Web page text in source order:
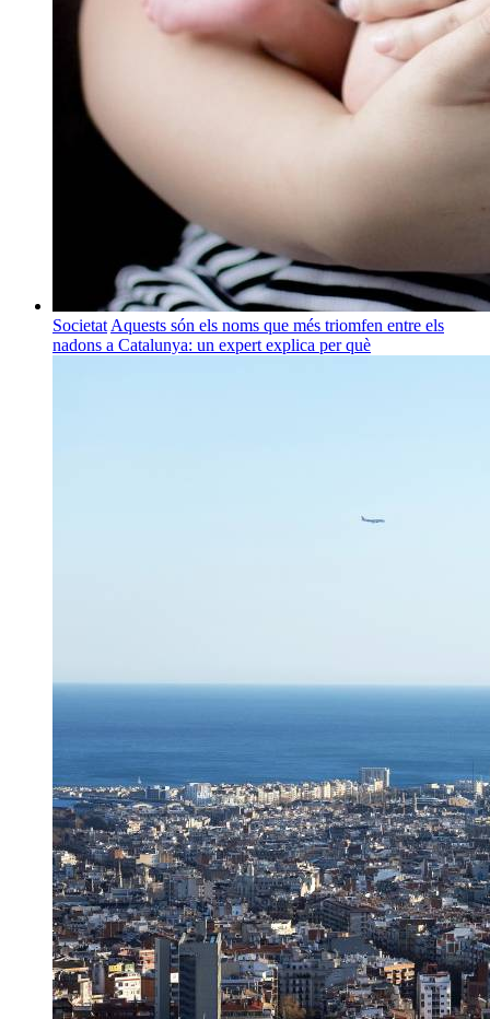
Societat Aquests són els noms que més triomfen entre els
nadons a Catalunya: un expert explica per què